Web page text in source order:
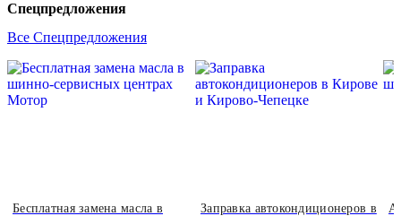
Спецпредложения
Все Спецпредложения
Бесплатная замена масла в
Заправка автокондиционеров в